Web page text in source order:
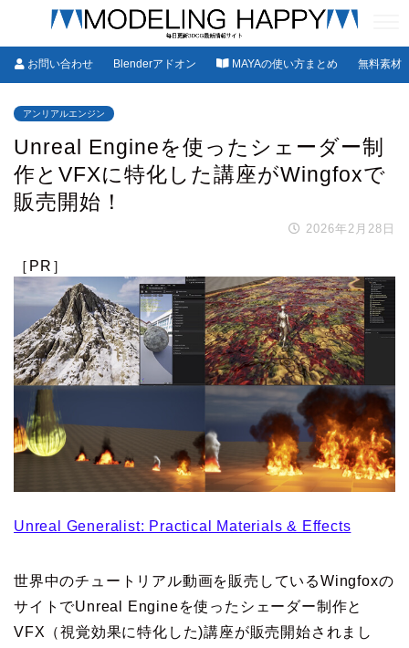
お問い合わせ Blenderアドオン MAYAの使い方まとめ 無料素材
アンリアルエンジン
Unreal Engineを使ったシェーダー制
作とVFXに特化した講座がWingfoxで
販売開始！
2026年2月28日
［PR］
Unreal Generalist: Practical Materials & Effects
世界中のチュートリアル動画を販売しているWingfoxの
サイトでUnreal Engineを使ったシェーダー制作と
VFX（視覚効果に特化した)講座が販売開始されまし